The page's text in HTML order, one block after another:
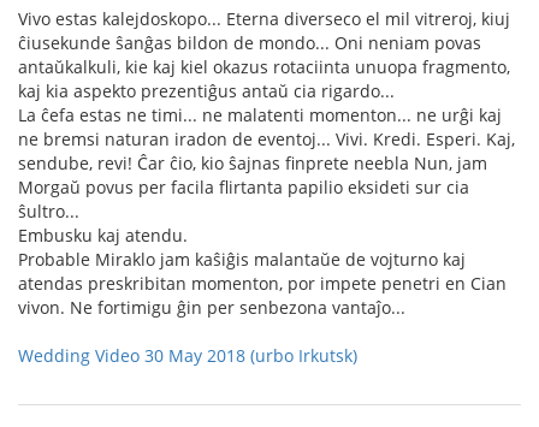
Vivo estas kalejdoskopo... Eterna diverseco el mil vitreroj, kiuj
ĉiusekunde ŝanĝas bildon de mondo... Oni neniam povas
antaŭkalkuli, kie kaj kiel okazus rotaciinta unuopa fragmento,
kaj kia aspekto prezentiĝus antaŭ cia rigardo...
La ĉefa estas ne timi... ne malatenti momenton... ne urĝi kaj
ne bremsi naturan iradon de eventoj... Vivi. Kredi. Esperi. Kaj,
sendube, revi! Ĉar ĉio, kio ŝajnas finprete neebla Nun, jam
Morgaŭ povus per facila flirtanta papilio eksideti sur cia
ŝultro...
Embusku kaj atendu.
Probable Miraklo jam kaŝiĝis malantaŭe de vojturno kaj
atendas preskribitan momenton, por impete penetri en Cian
vivon. Ne fortimigu ĝin per senbezona vantaĵo...
Wedding Video 30 May 2018 (urbo Irkutsk)